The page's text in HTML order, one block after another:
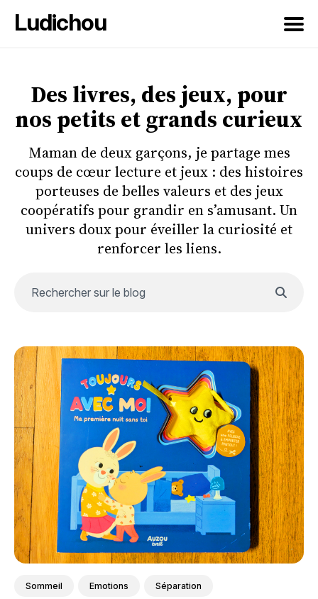
Ludichou
sur
blog
Des livres, des jeux, pour
nos petits et grands curieux
Maman de deux garçons, je partage mes
coups de cœur lecture et jeux : des histoires
porteuses de belles valeurs et des jeux
coopératifs pour grandir en s’amusant. Un
univers doux pour éveiller la curiosité et
renforcer les liens.
Rechercher sur le blog
Featured
Sommeil Emotions Séparation